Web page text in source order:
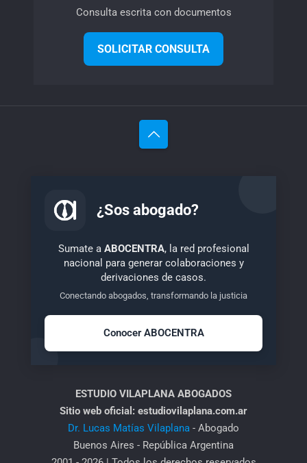
Consulta escrita con documentos
SOLICITAR CONSULTA
¿Sos abogado?
Sumate a ABOCENTRA, la red profesional
nacional para generar colaboraciones y
derivaciones de casos.
Conectando abogados, transformando la justicia
Conocer ABOCENTRA
ESTUDIO VILAPLANA ABOGADOS
Sitio web oficial: estudiovilaplana.com.ar
Dr. Lucas Matías Vilaplana - Abogado
Buenos Aires - República Argentina